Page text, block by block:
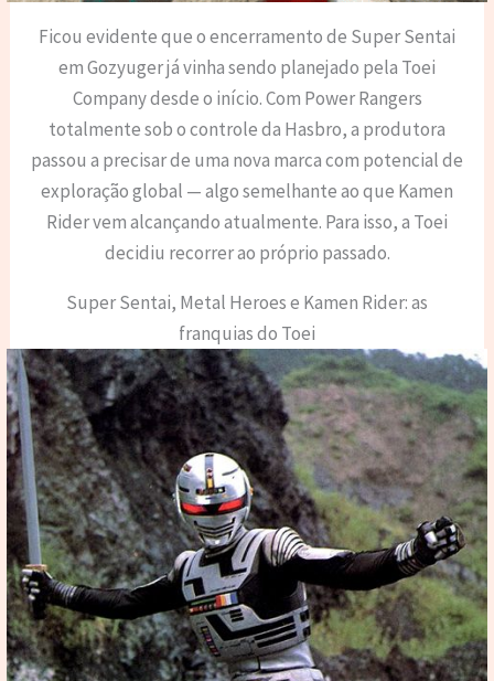
Ficou evidente que o encerramento de Super Sentai
em Gozyuger já vinha sendo planejado pela Toei
Company desde o início. Com Power Rangers
totalmente sob o controle da Hasbro, a produtora
passou a precisar de uma nova marca com potencial de
exploração global — algo semelhante ao que Kamen
Rider vem alcançando atualmente. Para isso, a Toei
decidiu recorrer ao próprio passado.
Super Sentai, Metal Heroes e Kamen Rider: as
franquias do Toei